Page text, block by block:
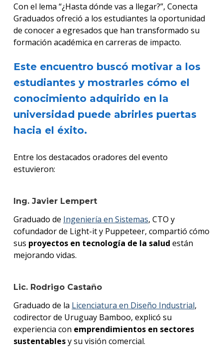
Con el lema “¿Hasta dónde vas a llegar?”, Conecta
Graduados ofreció a los estudiantes la oportunidad
de conocer a egresados que han transformado su
formación académica en carreras de impacto.
Este encuentro buscó motivar a los
estudiantes y mostrarles cómo el
conocimiento adquirido en la
universidad puede abrirles puertas
hacia el éxito.
Entre los destacados oradores del evento
estuvieron:
Ing. Javier Lempert
Graduado de Ingeniería en Sistemas, CTO y
cofundador de Light-it y Puppeteer, compartió cómo
sus proyectos en tecnología de la salud están
mejorando vidas.
Lic. Rodrigo Castaño
Graduado de la Licenciatura en Diseño Industrial,
codirector de Uruguay Bamboo, explicó su
experiencia con emprendimientos en sectores
sustentablesy su visión comercial.